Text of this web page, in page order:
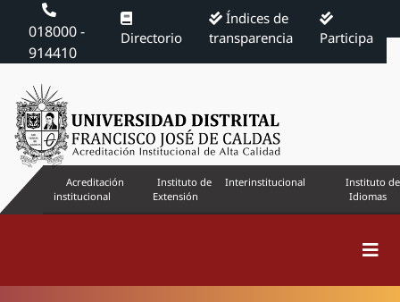
018000 -
914410
Directorio
Índices de
transparencia
Participa
Acreditación
institucional
Instituto de
Extensión
Interinstitucional
Instituto de
Idiomas